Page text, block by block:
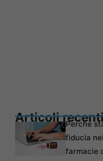
Articoli
Perché
fiducia
farmacie